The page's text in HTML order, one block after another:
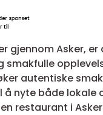
gjennom Asker,
smakfulle
autentiske
å nyte både lokale
restaurant i